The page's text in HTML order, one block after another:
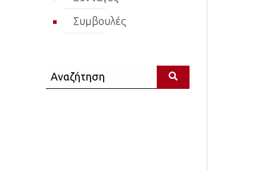
Συμβουλές
Αναζήτηση